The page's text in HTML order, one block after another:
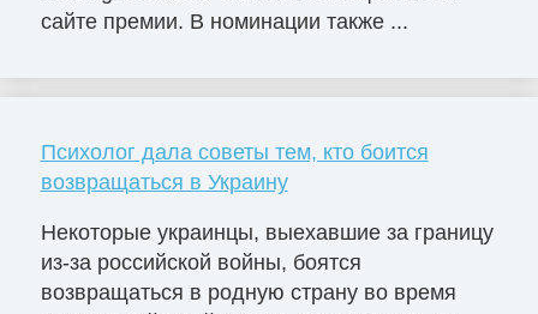
сайте премии. В номинации также ...
Психолог дала советы тем, кто боится
возвращаться в Украину
Некоторые украинцы, выехавшие за границу
из-за российской войны, боятся
возвращаться в родную страну во время